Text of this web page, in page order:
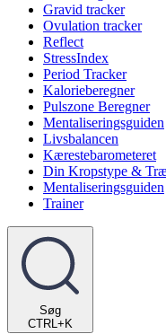
Gravid tracker
Ovulation tracker
Reflect
StressIndex
Period Tracker
Kalorieberegner
Pulszone Beregner
Mentaliseringsguiden
Livsbalancen
Kærestebarometeret
Din Kropstype &
Mentaliseringsguiden
Trainer
Søg
CTRL+K